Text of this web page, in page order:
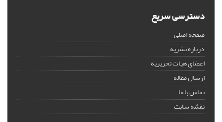
دسترسی سریع
صفحه اصلی
درباره نشریه
اعضای هیات تحریریه
ارسال مقاله
تماس با ما
نقشه سایت